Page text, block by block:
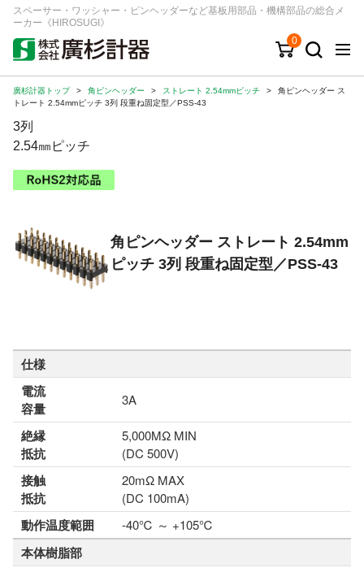
スペーサー・ワッシャー・ピンヘッダーなど基板用部品・機構部品の総合メ
ーカー《HIROSUGI》
0
キーワード 品番/シリーズ
商品カテゴリから探す
ジャンルから探す
シリーズから探す
ログイン
注文・見積りについて
会社情報
廣杉計器トップ > 角ピンヘッダー > ストレート 2.54mmピッチ >
角ピンヘッダー ス
トレート 2.54mmピッチ 3列 段重ね固定型／PSS-43
3列
2.54㎜ピッチ
角ピンヘッダー ストレート 2.54mm
ピッチ 3列 段重ね固定型／PSS-43
仕様
電流
容量
3A
絶縁
抵抗
5,000MΩ MIN
(DC 500V)
接触
抵抗
20mΩ MAX
(DC 100mA)
動作温度範囲 -40℃ ～ +105℃
本体樹脂部